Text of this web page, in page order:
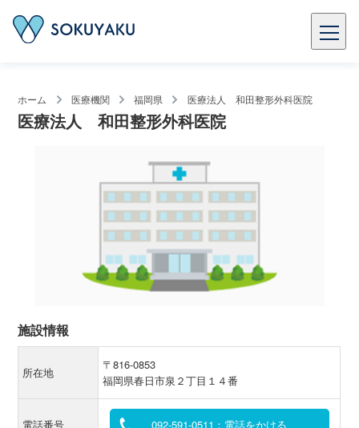
ホーム 医療機関 福岡県 医療法人 和田整形外科医院
医療法人 和田整形外科医院
施設情報
所在地
〒816-0853
福岡県春日市泉２丁目１４番
電話番号 092-591-0511：電話をかける